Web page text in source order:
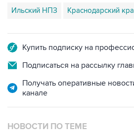
Ильский НПЗ Краснодарский
Купить подписку на
Подписаться на рассылку
Получать оперативные
канале
НОВОСТИ ПО ТЕМЕ